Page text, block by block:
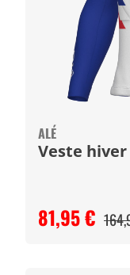
ALÉ
Veste hiver
81,95 €